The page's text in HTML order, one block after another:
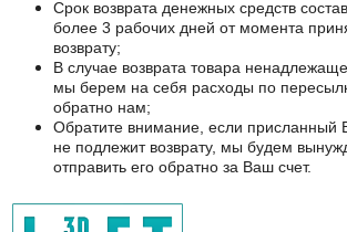
Срок возврата денежных средств
более 3 рабочих дней от момента
возврату;
В случае возврата товара
мы берем на себя расходы по
обратно нам;
Обратите внимание, если присланный
не подлежит возврату, мы будем
отправить его обратно за Ваш счет.